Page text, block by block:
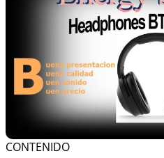
CONTENIDO